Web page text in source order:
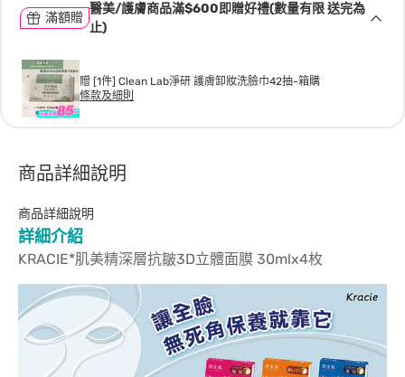
滿額贈
醫美/護膚商品滿$600即贈好禮(數量有限 送完為
止)
贈 [1件] Clean Lab淨研 護膚卸妝洗臉巾42抽-箱購
條款及細則
商品詳細說明
商品詳細說明
詳細介紹
KRACIE*肌美精深層抗皺3D立體面膜 30mlx4枚